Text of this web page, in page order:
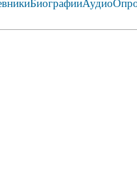
БиографииАудио